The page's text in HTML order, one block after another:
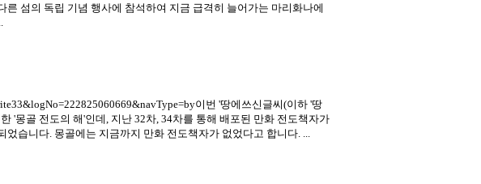
섬의 독립 기념 행사에 참석하여 지금 급격히 늘어가는 마리화나에
이번 '땅에쓰신글씨(이하 '땅
'몽골 전도의 해'인데, 지난 32차, 34차를 통해 배포된 만화 전도책자가
습니다. 몽골에는 지금까지 만화 전도책자가 없었다고 합니다. ...